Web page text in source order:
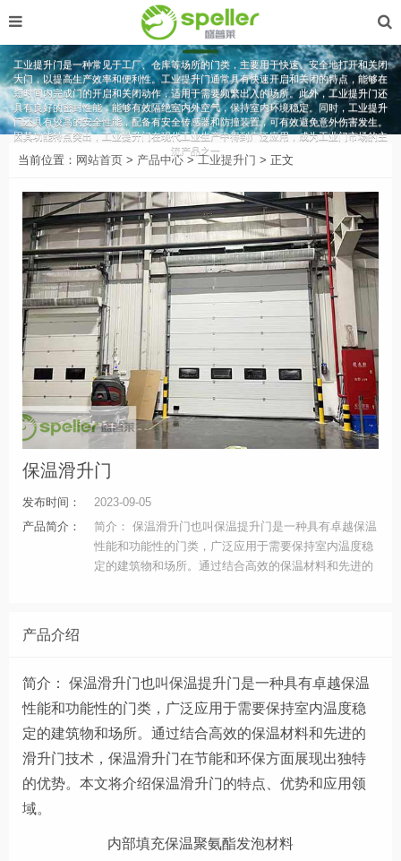
工业提升门
工业提升门是一种常见于工厂、仓库等场所的门类，主要用于快速、安全地打开和关闭
大门，以提高生产效率和便利性。工业提升门通常具有快速开启和关闭的特点，能够在
短时间内完成门的开启和关闭动作，适用于需要频繁出入的场所。此外，工业提升门还
具有良好的密封性能，能够有效隔绝室内外空气，保持室内环境稳定。同时，工业提升
门还具有较高的安全性能，配备有安全传感器和防撞装置，可有效避免意外伤害发生。
因其功能特点突出，工业提升门在现代工业生产中得到广泛应用，成为工业门市场的主
流产品之一。
当前位置： 网站首页 > 产品中心 >工业提升门 > 正文
保温滑升门
发布时间：
2023-09-05
产品简介：
​简介： 保温滑升门也叫保温提升门是一种具有卓越保温
性能和功能性的门类，广泛应用于需要保持室内温度稳
定的建筑物和场所。通过结合高效的保温材料和先进的
产品介绍
简介：
保温滑升门也叫保温提升门是一种具有卓越保温
性能和功能性的门类，广泛应用于需要保持室内温度稳
定的建筑物和场所。通过结合高效的保温材料和先进的
滑升门技术，保温滑升门在节能和环保方面展现出独特
的优势。本文将介绍保温滑升门的特点、优势和应用领
域。
内部填充保温聚氨酯发泡材料